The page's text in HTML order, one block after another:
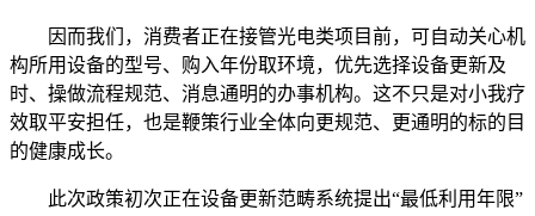
因而我们，消费者正在接管光电类项目前，可自动关心机
构所用设备的型号、购入年份取环境，优先选择设备更新及
时、操做流程规范、消息通明的办事机构。这不只是对小我疗
效取平安担任，也是鞭策行业全体向更规范、更通明的标的目
的健康成长。
此次政策初次正在设备更新范畴系统提出“最低利用年限”